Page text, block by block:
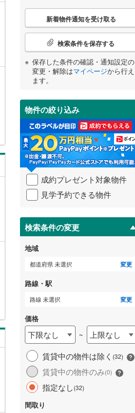
こ
検
条
件
受
け
取
る
・
条
件
を
イ
ペ
ジ
に
保
存
す
る
新着物件通知を受け取る
検索条件を保存する
保存した条件の確認・通知設定の
変更・解除はマイページから行え
ます。
物件の絞り込み
成約プレゼント対象物件
見学予約できる物件
検索条件の変更
地域
都道府県 未選択 変更
路線・駅
路線 未選択 変更
価格
下限なし ~
上限なし
賃貸中の物件は除く (32)
賃貸中の物件のみ(0)
指定なし(32)
間取り
鹿児島 沖縄
条件をリセットする
条件をリセットする
条件をリセットする
磐越西線(0)
陸羽西線(0)
左沢線(0)
津軽線( 0 )
信越本線
弥彦線( 0)
総武本線(0)
京葉線(0)
久留里線(0)
山手線
横須賀線(0)
小海線(0)
京浜東北線
総武線(0)
御殿場線
中央本線（JR東海） 0)
太多線 (0)
名松線(0)
東海道本線（JR西日本）
小浜線(
条件をリセットする
条件をリセットする
3階建て以上（0）
小学校まで1km以内（1）
南道路（8）
条件をリセットする